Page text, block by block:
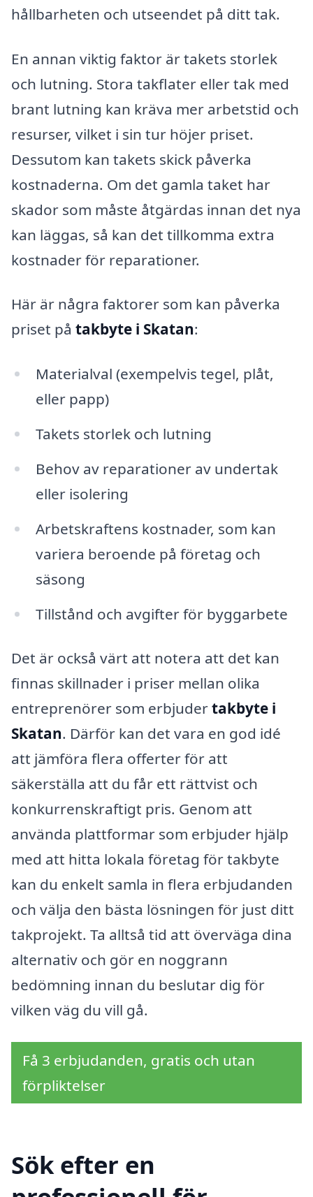
hållbarheten och utseendet på ditt tak.
En annan viktig faktor är takets storlek
och lutning. Stora takflater eller tak med
brant lutning kan kräva mer arbetstid och
resurser, vilket i sin tur höjer priset.
Dessutom kan takets skick påverka
kostnaderna. Om det gamla taket har
skador som måste åtgärdas innan det nya
kan läggas, så kan det tillkomma extra
kostnader för reparationer.
Här är några faktorer som kan påverka
priset på takbyte i Skatan:
Materialval (exempelvis tegel, plåt,
eller papp)
Takets storlek och lutning
Behov av reparationer av undertak
eller isolering
Arbetskraftens kostnader, som kan
variera beroende på företag och
säsong
Tillstånd och avgifter för byggarbete
Det är också värt att notera att det kan
finnas skillnader i priser mellan olika
entreprenörer som erbjudertakbyte i
Skatan. Därför kan det vara en god idé
att jämföra flera offerter för att
säkerställa att du får ett rättvist och
konkurrenskraftigt pris. Genom att
använda plattformar som erbjuder hjälp
med att hitta lokala företag för takbyte
kan du enkelt samla in flera erbjudanden
och välja den bästa lösningen för just ditt
takprojekt. Ta alltså tid att överväga dina
alternativ och gör en noggrann
bedömning innan du beslutar dig för
vilken väg du vill gå.
Få 3 erbjudanden, gratis och utan
förpliktelser
Sök efter en